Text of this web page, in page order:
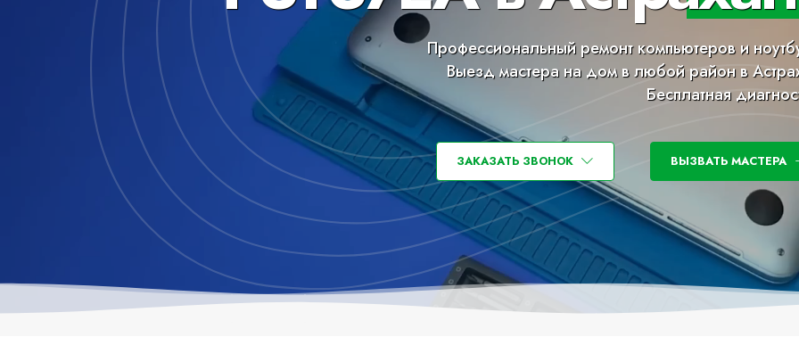
Профессиональный ремонт компьютеров и
Выезд мастера на дом в любой район в
Бесплатная
ЗАКАЗАТЬ ЗВОНОК ВЫЗВАТЬ МАСТЕРА